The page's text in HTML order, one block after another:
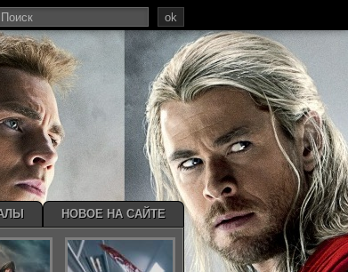
ok
НОВОЕ НА САЙТЕ